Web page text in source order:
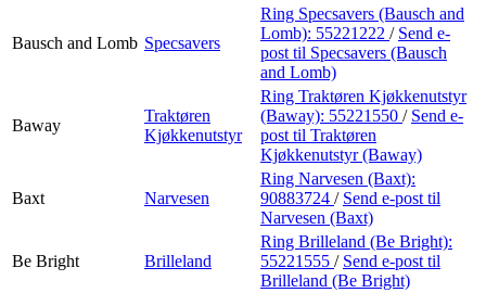
Bausch and Lomb Specsavers
Ring Specsavers (Bausch and
Lomb): 55221222 / Send e-
post til Specsavers (Bausch
and Lomb)
Baway
Traktøren
Kjøkkenutstyr
Ring Traktøren Kjøkkenutstyr
(Baway): 55221550 / Send e-
post til Traktøren
Kjøkkenutstyr (Baway)
Baxt Narvesen
Ring Narvesen (Baxt):
90883724 / Send e-post til
Narvesen (Baxt)
Be Bright Brilleland
Ring Brilleland (Be Bright):
55221555 / Send e-post til
Brilleland (Be Bright)